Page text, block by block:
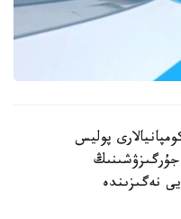
پوليس
جۇرگىزۋشىنىڭ
نەگىزىندە